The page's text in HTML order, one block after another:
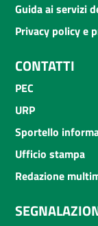
Guida ai servizi
Privacy policy e
CONTATTI
PEC
URP
Sportello
Ufficio stampa
Redazione